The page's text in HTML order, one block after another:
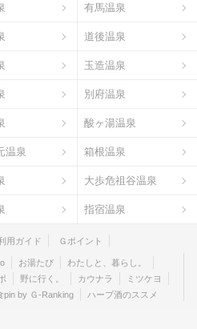
有馬温泉
道後温泉
玉造温泉
別府温泉
酸ヶ湯温泉
温泉 箱根温泉
大歩危祖谷温泉
指宿温泉
用ガイド Ｇポイント
お湯たび
わたしと、暮らし。
野に行く。 カウナラ
ミツケヨ
pin by Ｇ-Ranking ハーブ酒のススメ